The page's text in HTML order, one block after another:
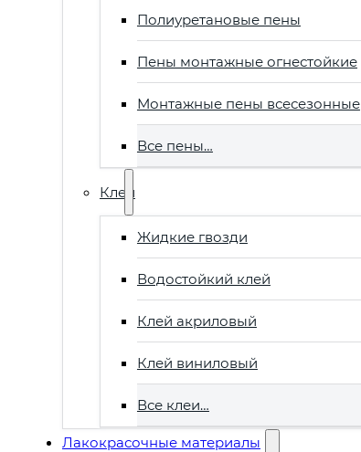
Полиуретановые пены
Пены монтажные огнестойкие
Монтажные пены всесезонные
Все пены…
Клеи
Жидкие гвозди
Водостойкий клей
Клей акриловый
Клей виниловый
Все клеи…
Лакокрасочные материалы